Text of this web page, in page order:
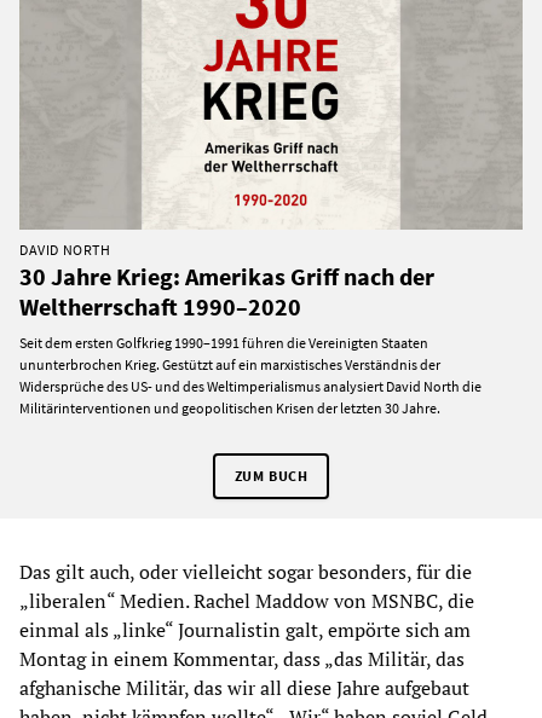
DAVID NORTH
30 Jahre Krieg: Amerikas Griff nach der
Weltherrschaft 1990–2020
Seit dem ersten Golfkrieg 1990–1991 führen die Vereinigten Staaten
ununterbrochen Krieg. Gestützt auf ein marxistisches Verständnis der
Widersprüche des US- und des Weltimperialismus analysiert David North die
Militärinterventionen und geopolitischen Krisen der letzten 30 Jahre.
ZUM BUCH
Das gilt auch, oder vielleicht sogar besonders, für die
„liberalen“ Medien. Rachel Maddow von MSNBC, die
einmal als „linke“ Journalistin galt, empörte sich am
Montag in einem Kommentar, dass „das Militär, das
afghanische Militär, das wir all diese Jahre aufgebaut